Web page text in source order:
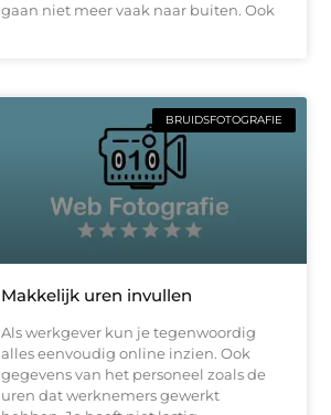
gaan niet meer vaak naar buiten. Ook
BRUIDSFOTOGRAFIE
Makkelijk uren invullen
Als werkgever kun je tegenwoordig
alles eenvoudig online inzien. Ook
gegevens van het personeel zoals de
uren dat werknemers gewerkt